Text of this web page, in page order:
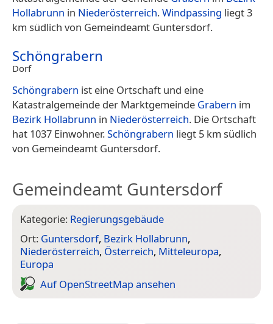
Hollabrunn in Niederösterreich.Windpassing liegt 3
km südlich von Gemeindeamt Guntersdorf.
Schöngrabern
Dorf
Schöngrabern ist eine Ortschaft und eine
Katastralgemeinde der Marktgemeinde Grabern im
Bezirk Hollabrunn in Niederösterreich. Die Ortschaft
hat 1037 Einwohner.Schöngrabern liegt 5 km südlich
von Gemeindeamt Guntersdorf.
Gemeindeamt Guntersdorf
Kategorie: Regierungsgebäude
Ort: Guntersdorf, Bezirk Hollabrunn,
Niederösterreich, Österreich, Mitteleuropa,
Europa
Auf Open­Street­Map ansehen